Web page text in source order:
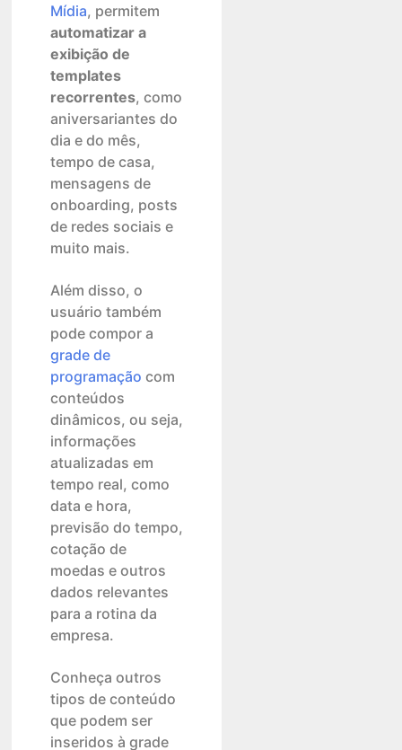
Mídia, permitem
automatizar a
exibição de
templates
recorrentes, como
aniversariantes do
dia e do mês,
tempo de casa,
mensagens de
onboarding, posts
de redes sociais e
muito mais.
Além disso, o
usuário também
pode compor a
grade de
programação com
conteúdos
dinâmicos, ou seja,
informações
atualizadas em
tempo real, como
data e hora,
previsão do tempo,
cotação de
moedas e outros
dados relevantes
para a rotina da
empresa.
Conheça outros
tipos de conteúdo
que podem ser
inseridos à grade